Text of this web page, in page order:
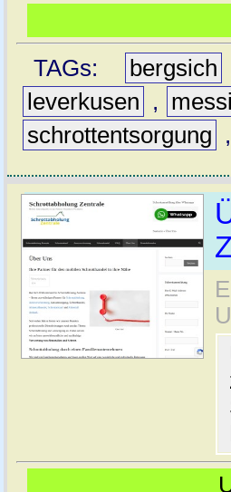
TAGs:
bergsich
leverkusen
,
schrottentsorgung
,